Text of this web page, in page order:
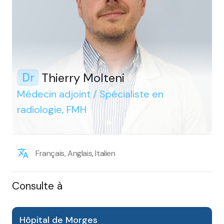
Dr Thierry Molteni
Médecin adjoint / Spécialiste en
radiologie, FMH
Français, Anglais, Italien
Consulte à
Hôpital de Morges